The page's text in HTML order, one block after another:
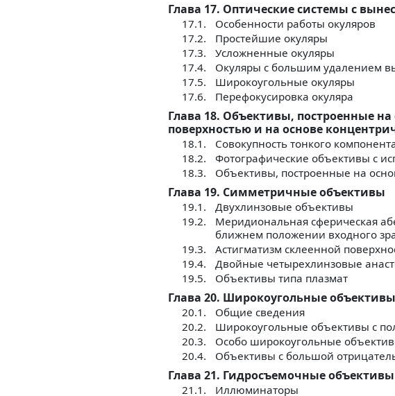
Глава 17. Оптические системы с
17.1.
Особенности работы окуляров
17.2.
Простейшие окуляры
17.3.
Усложненные окуляры
17.4.
Окуляры с большим удалением
17.5.
Широкоугольные окуляры
17.6.
Перефокусировка окуляра
Глава 18. Объективы, построенные
поверхностью и на основе
18.1.
Совокупность тонкого
18.2.
Фотографические объективы с
18.3.
Объективы, построенные на
Глава 19. Симметричные объективы
19.1.
Двухлинзовые объективы
19.2.
Меридиональная сферическая
ближнем положении входного
19.3.
Астигматизм склеенной
19.4.
Двойные четырехлинзовые
19.5.
Объективы типа плазмат
Глава 20. Широкоугольные объективы
20.1.
Общие сведения
20.2.
Широкоугольные объективы с
20.3.
Особо широкоугольные
20.4.
Объективы с большой
Глава 21. Гидросъемочные объективы
21.1. Иллюминаторы